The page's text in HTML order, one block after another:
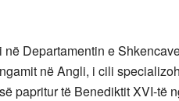
Departamentin e
në Angli, i cili
papritur të Benediktit XVI-të